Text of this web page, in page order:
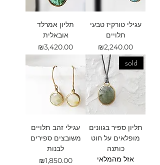
עגילי טורקיז טבעי
תלויים
מחיר
₪2,240.00
תליון אמרלד
אובאלית
מחיר
₪3,420.00
sold
תליון ספיר בגוונים
מופלאים על חוט
כותנה
אזל מהמלאי
עגילי זהב תלויים
משובצים ספירים
לבנות
מחיר
₪1,850.00